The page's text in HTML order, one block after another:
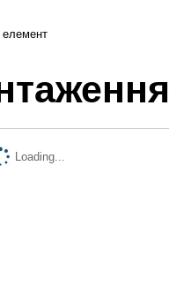
елемент
Loading...